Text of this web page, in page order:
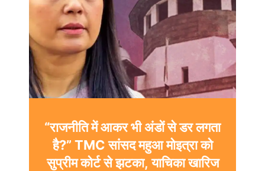
“राजनीति में आकर भी अंडों से डर लगता
है?” TMC सांसद महुआ मोइत्रा को
सुप्रीम कोर्ट से झटका, याचिका खारिज